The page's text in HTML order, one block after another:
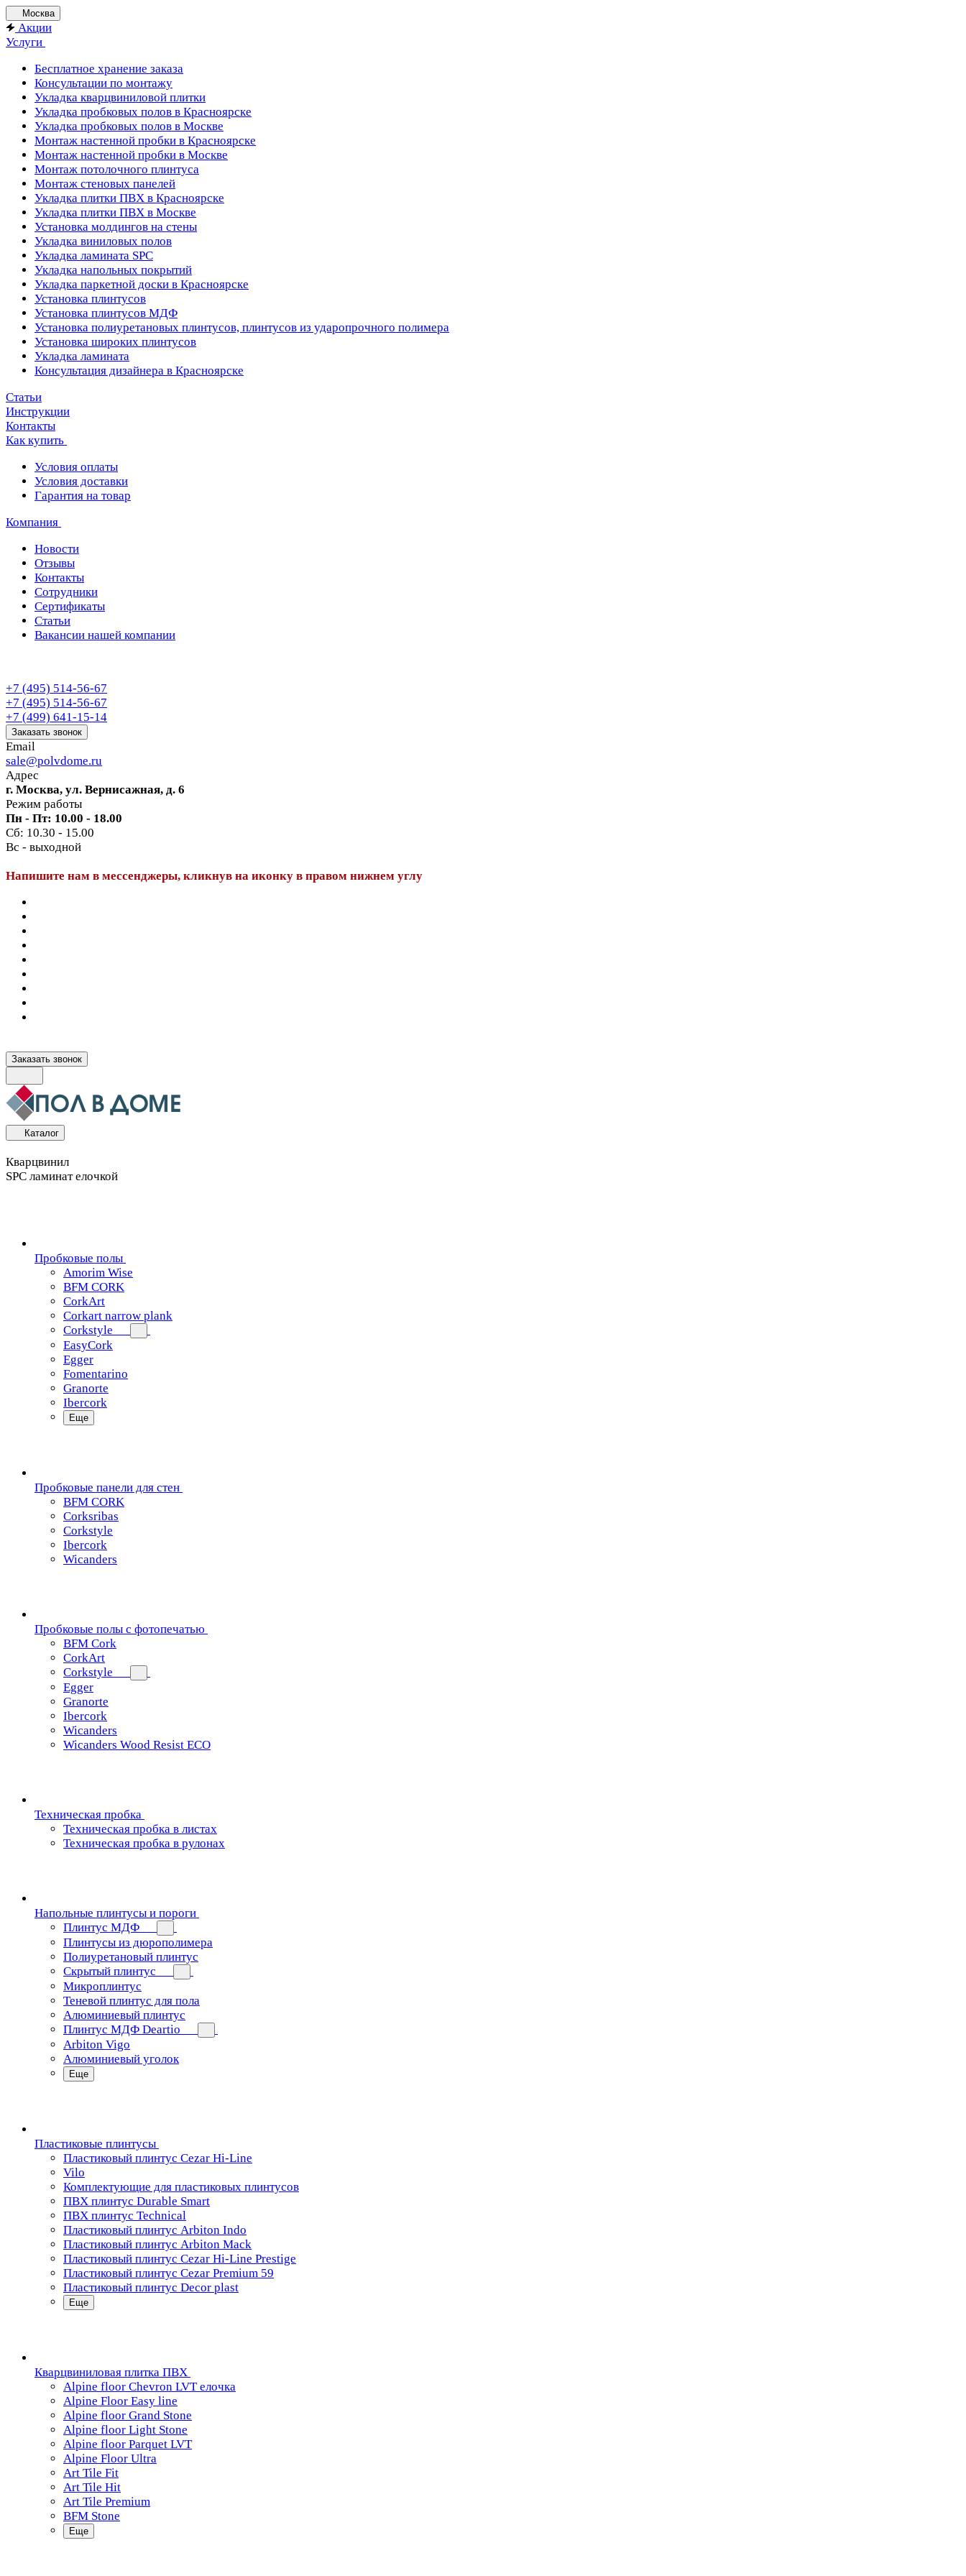
Москва
Акции
Услуги
Бесплатное хранение заказа
Консультации по монтажу
Укладка кварцвиниловой плитки
Укладка пробковых полов в Красноярске
Укладка пробковых полов в Москве
Монтаж настенной пробки в Красноярске
Монтаж настенной пробки в Москве
Монтаж потолочного плинтуса
Монтаж стеновых панелей
Укладка плитки ПВХ в Красноярске
Укладка плитки ПВХ в Москве
Установка молдингов на стены
Укладка виниловых полов
Укладка ламината SPC
Укладка напольных покрытий
Укладка паркетной доски в Красноярске
Установка плинтусов
Установка плинтусов МДФ
Установка полиуретановых плинтусов, плинтусов из ударопрочного полимера
Установка широких плинтусов
Укладка ламината
Консультация дизайнера в Красноярске
Статьи
Инструкции
Контакты
Как купить
Условия оплаты
Условия доставки
Гарантия на товар
Компания
Новости
Отзывы
Контакты
Сотрудники
Сертификаты
Статьи
Вакансии нашей компании
+7 (495) 514-56-67
+7 (495) 514-56-67
+7 (499) 641-15-14
Заказать звонок
Email
sale@polvdome.ru
Адрес
г. Москва, ул. Вернисажная, д. 6
Режим работы
Пн - Пт: 10.00 - 18.00
Сб: 10.30 - 15.00
Вс - выходной
Напишите нам в мессенджеры, кликнув на иконку в правом нижнем углу
Заказать звонок
Каталог
Кварцвинил
SPC ламинат елочкой
Пробковые полы
Amorim Wise
BFM CORK
CorkArt
Corkart narrow plank
Corkstyle
EasyCork
Egger
Fomentarino
Granorte
Ibercork
Еще
Пробковые панели для стен
BFM CORK
Corksribas
Corkstyle
Ibercork
Wicanders
Пробковые полы с фотопечатью
BFM Cork
CorkArt
Corkstyle
Egger
Granorte
Ibercork
Wicanders
Wicanders Wood Resist ECO
Техническая пробка
Техническая пробка в листах
Техническая пробка в рулонах
Напольные плинтусы и пороги
Плинтус МДФ
Плинтусы из дюрополимера
Полиуретановый плинтус
Скрытый плинтус
Микроплинтус
Теневой плинтус для пола
Алюминиевый плинтус
Плинтус МДФ Deartio
Arbiton Vigo
Алюминиевый уголок
Еще
Пластиковые плинтусы
Пластиковый плинтус Cezar Hi-Line
Vilo
Комплектующие для пластиковых плинтусов
ПВХ плинтус Durable Smart
ПВХ плинтус Technical
Пластиковый плинтус Arbiton Indo
Пластиковый плинтус Arbiton Mack
Пластиковый плинтус Cezar Hi-Line Prestige
Пластиковый плинтус Cezar Premium 59
Пластиковый плинтус Decor plast
Еще
Кварцвиниловая плитка ПВХ
Alpine floor Chevron LVT елочка
Alpine Floor Easy line
Alpine floor Grand Stone
Alpine floor Light Stone
Alpine floor Parquet LVT
Alpine Floor Ultra
Art Tile Fit
Art Tile Hit
Art Tile Premium
BFM Stone
Еще